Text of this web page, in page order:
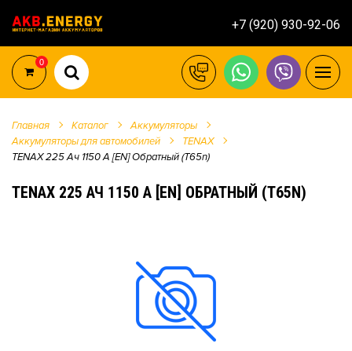
+7 (920) 930-92-06
0
Главная Каталог
Аккумуляторы
Аккумуляторы для автомобилей
TENAX
TENAX 225 Ач 1150 А [EN] Обратный (T65n)
TENAX 225 АЧ 1150 А [EN] ОБРАТНЫЙ (T65N)